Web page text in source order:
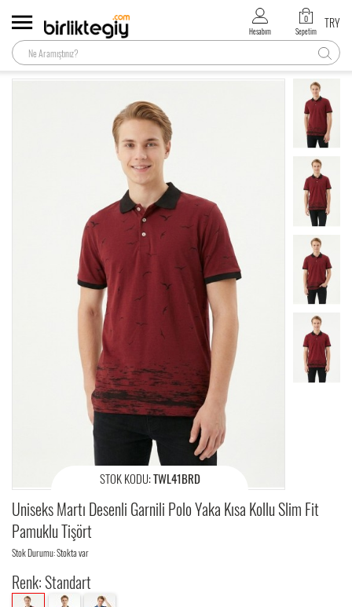
Hesabım
0
Sepetim
TRY
STOK KODU:TWL41BRD
Uniseks Martı Desenli Garnili Polo Yaka Kısa Kollu Slim Fit
Pamuklu Tişört
Stok Durumu: Stokta var
Renk: Standart